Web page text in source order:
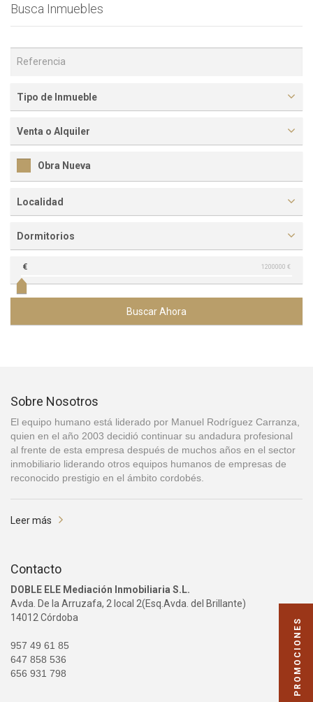
Busca Inmuebles
Tipo de Inmueble
Venta o Alquiler
Obra Nueva
Localidad
Dormitorios
1200000 €
€
Buscar Ahora
Sobre Nosotros
El equipo humano está liderado por Manuel Rodríguez Carranza,
quien en el año 2003 decidió continuar su andadura profesional
al frente de esta empresa después de muchos años en el sector
inmobiliario liderando otros equipos humanos de empresas de
reconocido prestigio en el ámbito cordobés.
Leer más
Contacto
DOBLE ELE Mediación Inmobiliaria S.L.
Avda. De la Arruzafa, 2 local 2(Esq.Avda. del Brillante)
14012 Córdoba
957 49 61 85
647 858 536
656 931 798
PROMOCIONES